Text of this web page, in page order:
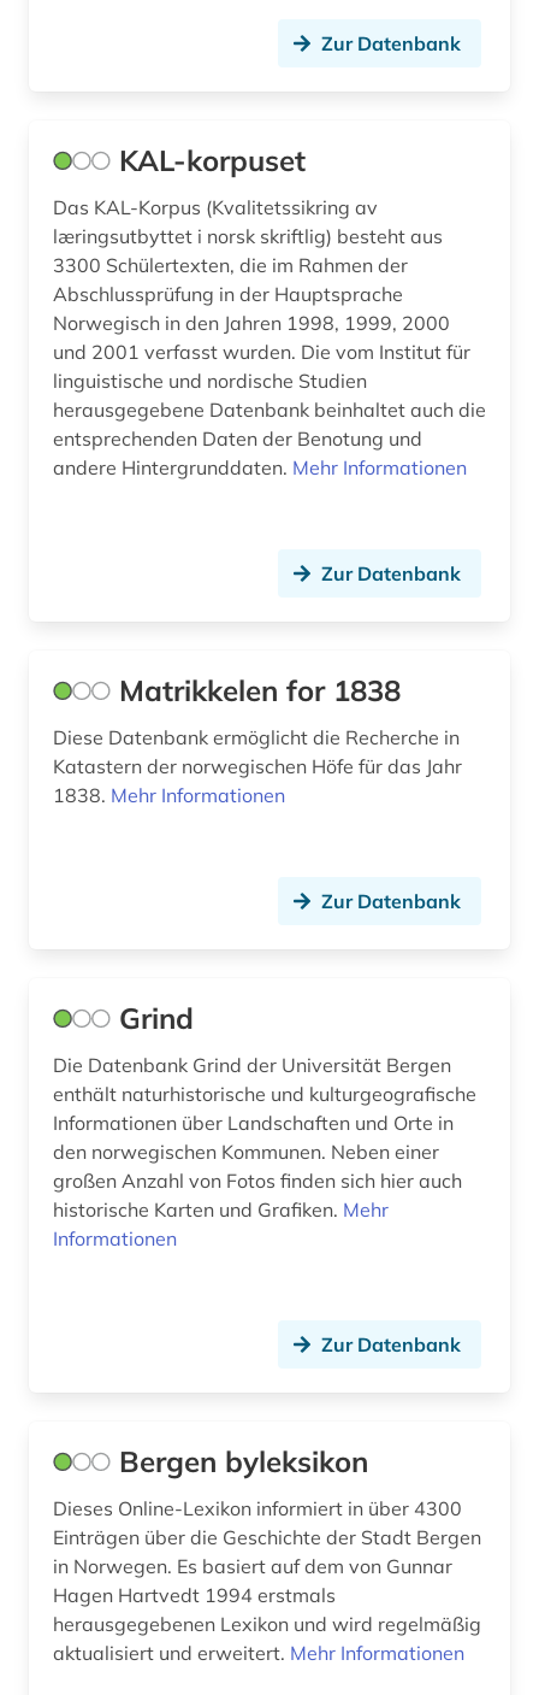
ort (1)
ortsname (2)
oslo (3)
parlament (3)
politik (1)
polmak (1)
quelle (2)
reederei (1)
regierung (1)
russland (1)
samen volk (1)
samisch (2)
schiff (1)
schweden (8)
skandinavien (8)
sogn (1)
sogn og fjordane (1)
Zur Datenbank
KAL-korpuset
Das KAL-Korpus (Kvalitetssikring av
læringsutbyttet i norsk skriftlig) besteht aus
3300 Schülertexten, die im Rahmen der
Abschlussprüfung in der Hauptsprache
Norwegisch in den Jahren 1998, 1999, 2000
und 2001 verfasst wurden. Die vom Institut für
linguistische und nordische Studien
herausgegebene Datenbank beinhaltet auch die
entsprechenden Daten der Benotung und
andere Hintergrunddaten. Mehr Informationen
Zur Datenbank
Matrikkelen for 1838
Diese Datenbank ermöglicht die Recherche in
Katastern der norwegischen Höfe für das Jahr
1838. Mehr Informationen
Zur Datenbank
Grind
Die Datenbank Grind der Universität Bergen
enthält naturhistorische und kulturgeografische
Informationen über Landschaften und Orte in
den norwegischen Kommunen. Neben einer
großen Anzahl von Fotos finden sich hier auch
historische Karten und Grafiken. Mehr
Informationen
Zur Datenbank
Bergen byleksikon
Dieses Online-Lexikon informiert in über 4300
Einträgen über die Geschichte der Stadt Bergen
in Norwegen. Es basiert auf dem von Gunnar
Hagen Hartvedt 1994 erstmals
herausgegebenen Lexikon und wird regelmäßig
aktualisiert und erweitert. Mehr Informationen